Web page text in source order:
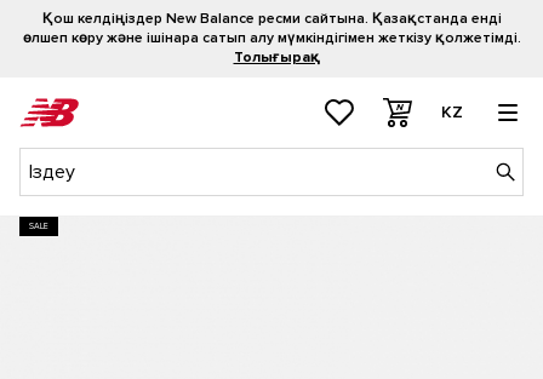
Қош келдіңіздер New Balance ресми сайтына. Қазақстанда енді
өлшеп көру және ішінара сатып алу мүмкіндігімен жеткізу қолжетімді.
Толығырақ
KZ
SALE